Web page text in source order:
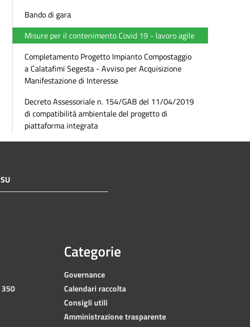
Bando di gara
Misure per il contenimento Covid 19 - lavoro agile
Completamento Progetto Impianto Compostaggio
a Calatafimi Segesta - Avviso per Acquisizione
Manifestazione di Interesse
Decreto Assessoriale n. 154/GAB del 11/04/2019
di compatibilità ambientale del progetto di
piattaforma integrata
Categorie
Governance
Calendari raccolta
Consigli utili
Amministrazione trasparente